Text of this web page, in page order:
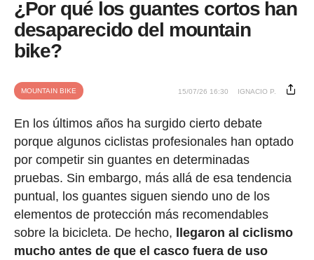
¿Por qué los guantes cortos han
desaparecido del mountain
bike?
MOUNTAIN BIKE 15/07/26 16:30 IGNACIO P.
En los últimos años ha surgido cierto debate
porque algunos ciclistas profesionales han optado
por competir sin guantes en determinadas
pruebas. Sin embargo, más allá de esa tendencia
puntual, los guantes siguen siendo uno de los
elementos de protección más recomendables
sobre la bicicleta. De hecho,
llegaron al ciclismo
mucho antes de que el casco fuera de uso